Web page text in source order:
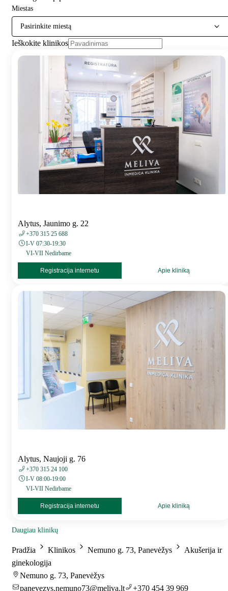
Miestas
Pasirinkite miestą
Ieškokite klinikos
Alytus, Jaunimo g. 22
+370 315 25 688
I-V 07:30-19:30
VI-VII Nedirbame
Registracija internetu Apie kliniką
Alytus, Naujoji g. 76
+370 315 24 100
I-V 08:00-19:00
VI-VII Nedirbame
Registracija internetu Apie kliniką
Daugiau klinikų
Pradžia Klinikos Nemuno g. 73, Panevėžys
Akušerija ir
ginekologija
Nemuno g. 73, Panevėžys
panevezys.nemuno73@meliva.lt
+370 454 39 969